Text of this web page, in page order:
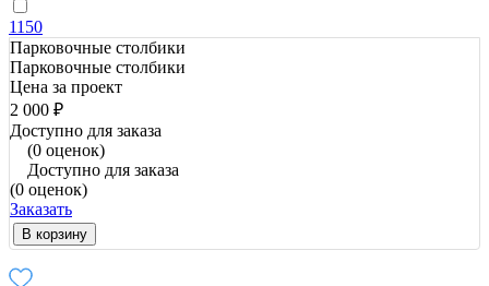
1150
Парковочные столбики
Парковочные столбики
Цена за проект
2 000 ₽
Доступно для заказа
(0 оценок)
Доступно для заказа
(0 оценок)
Заказать
В корзину